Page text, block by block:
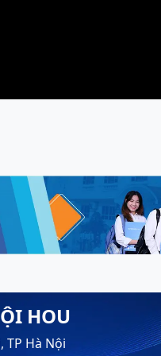
HOU
Hà Nội